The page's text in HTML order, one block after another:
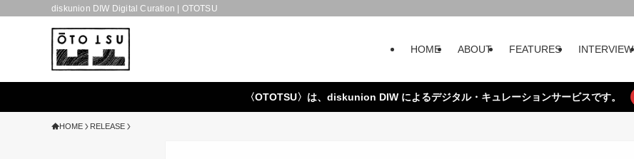
diskunion DIW Digital Curation | OTOTSU
HOME ABOUT FEATURES INTERVIEW
〈OTOTSU〉は、diskunion DIW によるデジタル・キュレーションサービスです。
HOME RELEASE